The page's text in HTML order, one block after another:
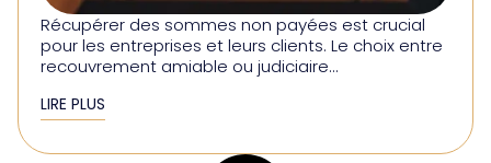
Récupérer des sommes non payées est crucial
pour les entreprises et leurs clients. Le choix entre
recouvrement amiable ou judiciaire...
LIRE PLUS